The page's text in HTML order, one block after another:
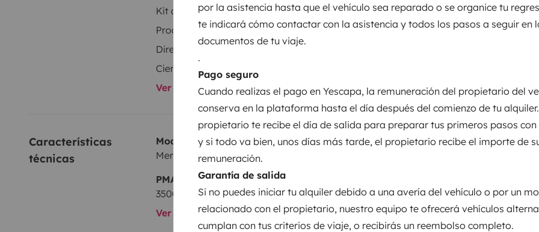
por la asistencia hasta que el vehículo sea reparado o se organice tu
te indicará cómo contactar con la asistencia y todos los pasos a seguir en
documentos de tu viaje.
.
Pago seguro
Cuando realizas el pago en Yescapa, la remuneración del propietario del
conserva en la plataforma hasta el día después del comienzo de tu
propietario te recibe el día de salida para preparar tus primeros pasos con
y si todo va bien, unos días más tarde, el propietario recibe el importe de
remuneración.
Garantía de salida
Si no puedes iniciar tu alquiler debido a una avería del vehículo o por un
relacionado con el propietario, nuestro equipo te ofrecerá vehículos
cumplan con tus criterios de viaje, o recibirás un reembolso completo.
Kit de vajilla
Kit de limpieza
Productos de consumo
Cafetera
Dirección asistida
Cierre centralizado
Ver todos los equipamientos
Características
técnicas
Modelo
Mercedes Sprinter 313 cdi
Puesta en circulación:
PMA:
3500 kg
2,69 m
Ver todas las características